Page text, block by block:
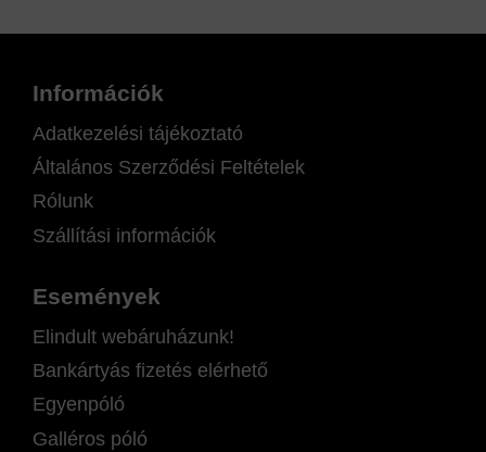
Információk
Adatkezelési tájékoztató
Általános Szerződési Feltételek
Rólunk
Szállítási információk
Események
Elindult webáruházunk!
Bankártyás fizetés elérhető
Egyenpóló
Galléros póló